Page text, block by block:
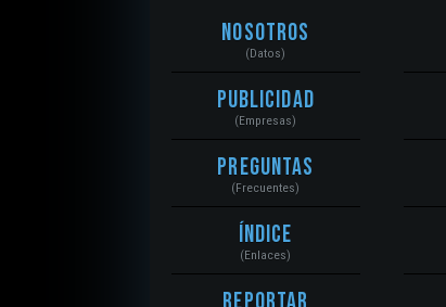
Nosotros
(Datos)
Publicidad
(Empresas)
Preguntas
(Frecuentes)
Índice
(Enlaces)